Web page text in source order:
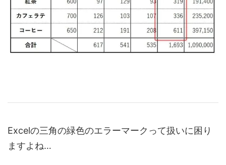
Excelの三角の緑色のエラーマークって扱いに困り
ますよね…